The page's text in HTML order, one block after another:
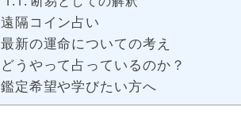
遠隔コイン占い
最新の運命についての考え
どうやって占っているのか？
鑑定希望や学びたい方へ